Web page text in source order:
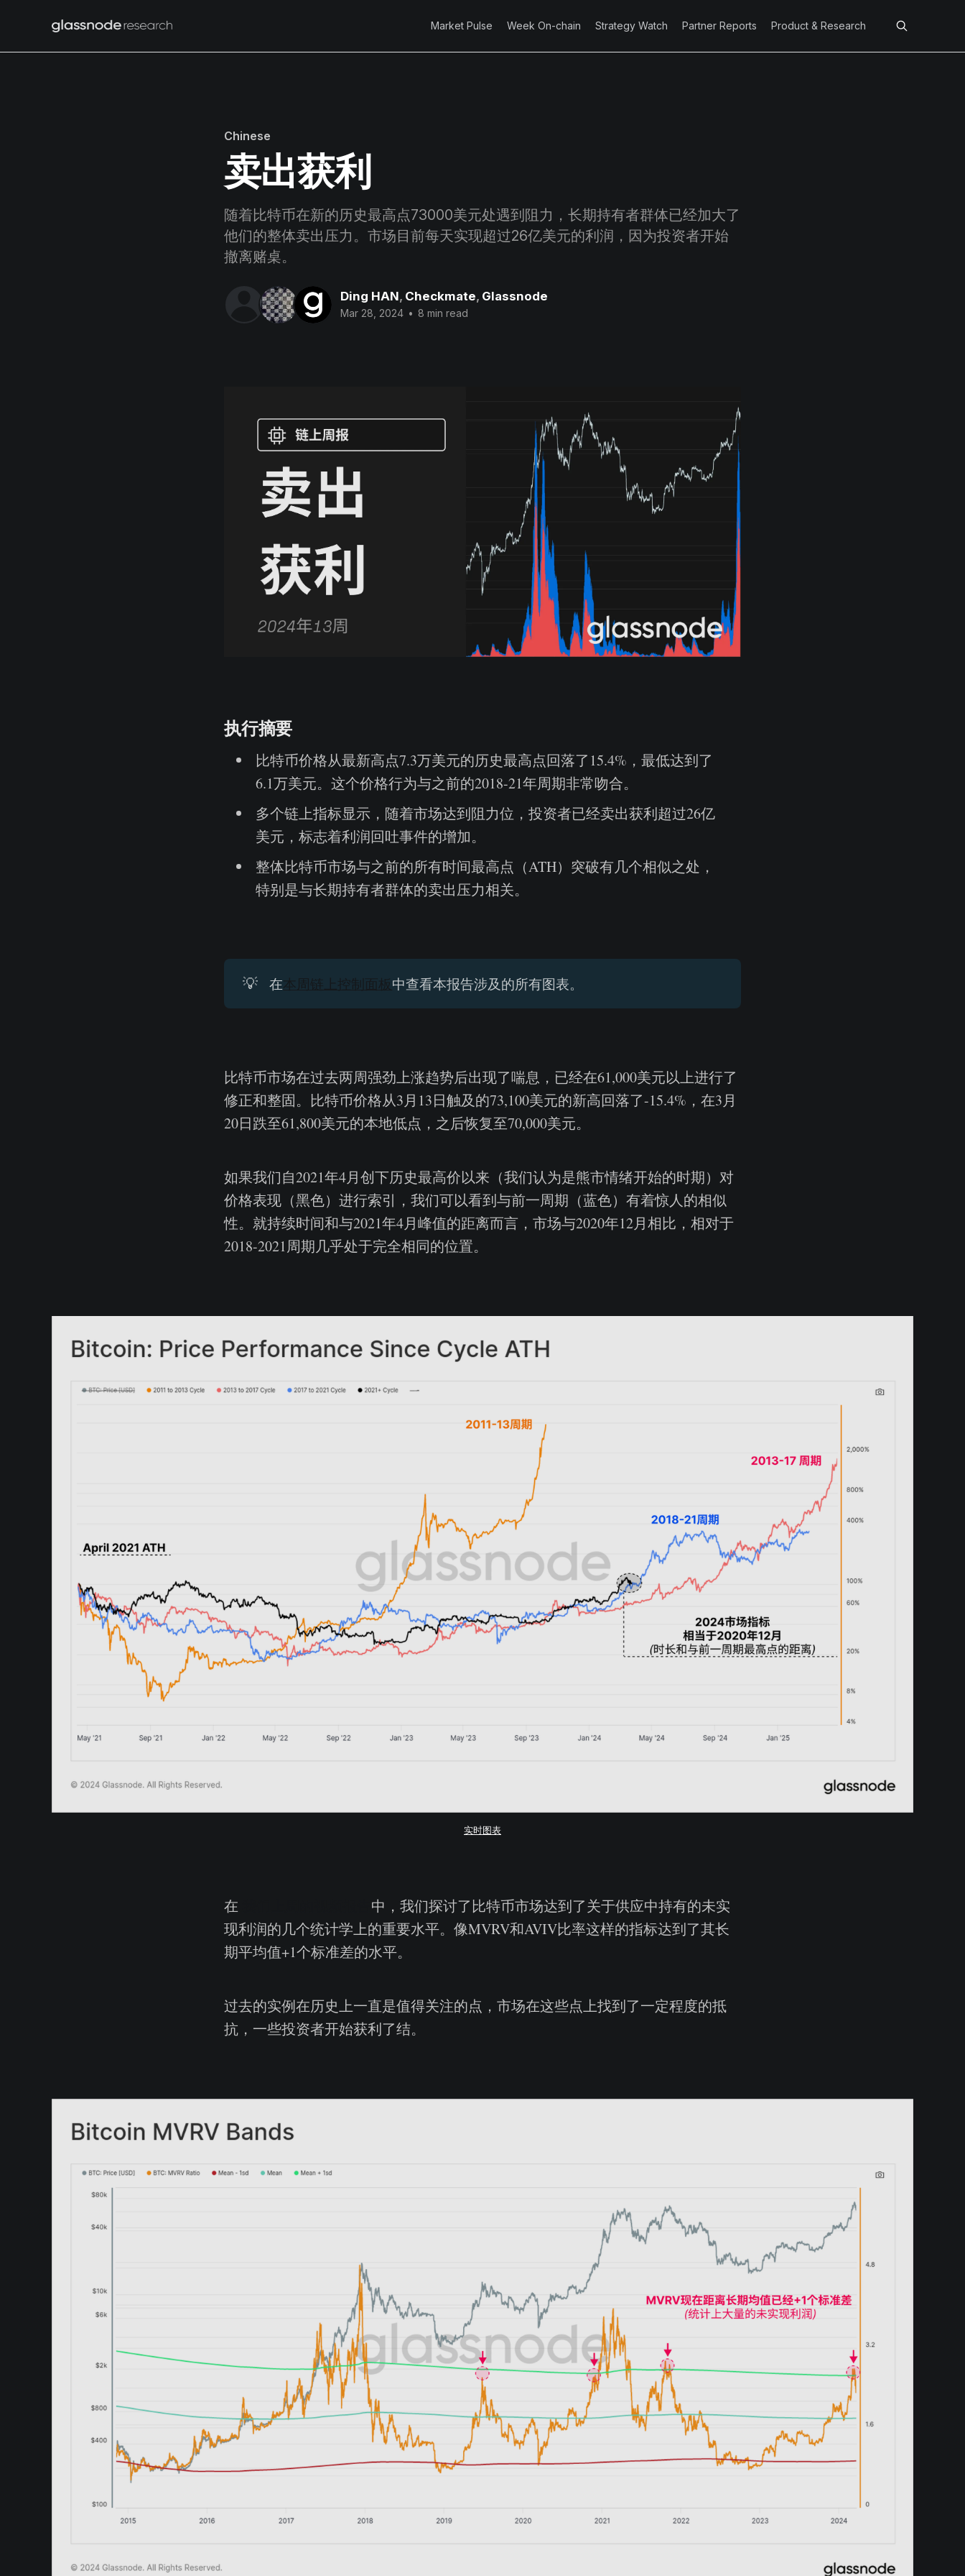
Market Pulse Week On-chain Strategy Watch Partner Reports Product & Research
Chinese
卖出获利
随着比特币在新的历史最高点73000美元处遇到阻力，长期持有者群体已经加大了
他们的整体卖出压力。市场目前每天实现超过26亿美元的利润，因为投资者开始
撤离赌桌。
Ding HAN, Checkmate, Glassnode
Mar 28, 2024 • 8 min read
执行摘要
比特币价格从最新高点7.3万美元的历史最高点回落了15.4%，最低达到了
6.1万美元。这个价格行为与之前的2018-21年周期非常吻合。
多个链上指标显示，随着市场达到阻力位，投资者已经卖出获利超过26亿
美元，标志着利润回吐事件的增加。
整体比特币市场与之前的所有时间最高点（ATH）突破有几个相似之处，
特别是与长期持有者群体的卖出压力相关。
💡 在本周链上控制面板中查看本报告涉及的所有图表。
比特币市场在过去两周强劲上涨趋势后出现了喘息，已经在61,000美元以上进行了
修正和整固。比特币价格从3月13日触及的73,100美元的新高回落了-15.4%，在3月
20日跌至61,800美元的本地低点，之后恢复至70,000美元。
如果我们自2021年4月创下历史最高价以来（我们认为是熊市情绪开始的时期）对
价格表现（黑色）进行索引，我们可以看到与前一周期（蓝色）有着惊人的相似
性。就持续时间和与2021年4月峰值的距离而言，市场与2020年12月相比，相对于
2018-2021周期几乎处于完全相同的位置。
实时图表
在
中，我们探讨了比特币市场达到了关于供应中持有的未实
现利润的几个统计学上的重要水平。像MVRV和AVIV比率这样的指标达到了其长
期平均值+1个标准差的水平。
过去的实例在历史上一直是值得关注的点，市场在这些点上找到了一定程度的抵
抗，一些投资者开始获利了结。